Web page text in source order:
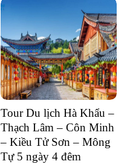
Tour Du lịch Hà Khẩu –
Thạch Lâm – Côn Minh
– Kiều Tử Sơn – Mông
Tự 5 ngày 4 đêm